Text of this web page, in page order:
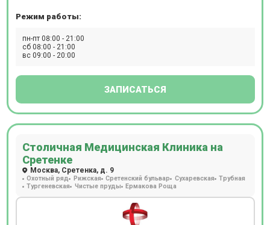
Режим работы:
пн-пт 08:00 - 21:00
сб 08:00 - 21:00
вс 09:00 - 20:00
ЗАПИСАТЬСЯ
Столичная Медицинская Клиника на
Сретенке
Москва, Сретенка, д. 9
Охотный ряд Рижская Сретенский бульвар Сухаревская
Трубная
Тургеневская Чистые пруды Ермакова Роща